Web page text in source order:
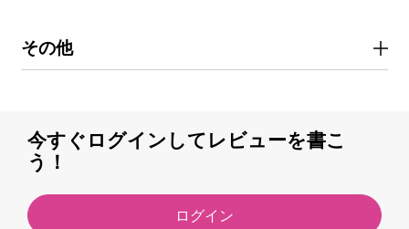
その他
今すぐログインしてレビューを書こ
う！
ログイン